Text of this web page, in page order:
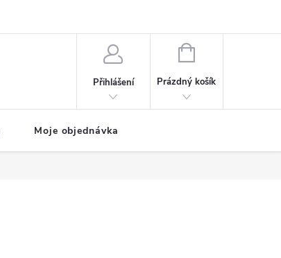
Přihlášení
NÁKUPNÍ
Prázdný košík
Moje objednávka